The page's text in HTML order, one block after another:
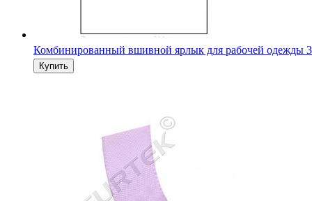
Комбинированный вшивной ярлык для рабочей одежды